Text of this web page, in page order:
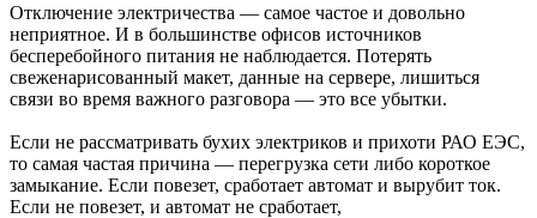
Отключение электричества — самое частое и довольно
неприятное. И в большинстве офисов источников
бесперебойного питания не наблюдается. Потерять
свеженарисованный макет, данные на сервере, лишиться
связи во время важного разговора — это все убытки.
Если не рассматривать бухих электриков и прихоти РАО ЕЭС,
то самая частая причина — перегрузка сети либо короткое
замыкание. Если повезет, сработает автомат и вырубит ток.
Если не повезет, и автомат не сработает,